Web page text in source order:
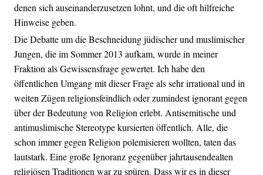
denen sich auseinanderzusetzen lohnt, und die oft hilfreiche
Hinweise geben.
Die Debatte um die Beschneidung jüdischer und muslimischer
Jungen, die im Sommer 2013 aufkam, wurde in meiner
Fraktion als Gewissensfrage gewertet. Ich habe den
öffentlichen Umgang mit dieser Frage als sehr irrational und in
weiten Zügen religionsfeindlich oder zumindest ignorant gegen
über der Bedeutung von Religion erlebt. Antisemitische und
antimuslimische Stereotype kursierten öffentlich. Alle, die
schon immer gegen Religion polemisieren wollten, taten das
lautstark. Eine große Ignoranz gegenüber jahrtausendealten
religiösen Traditionen war zu spüren. Dass wir es in dieser